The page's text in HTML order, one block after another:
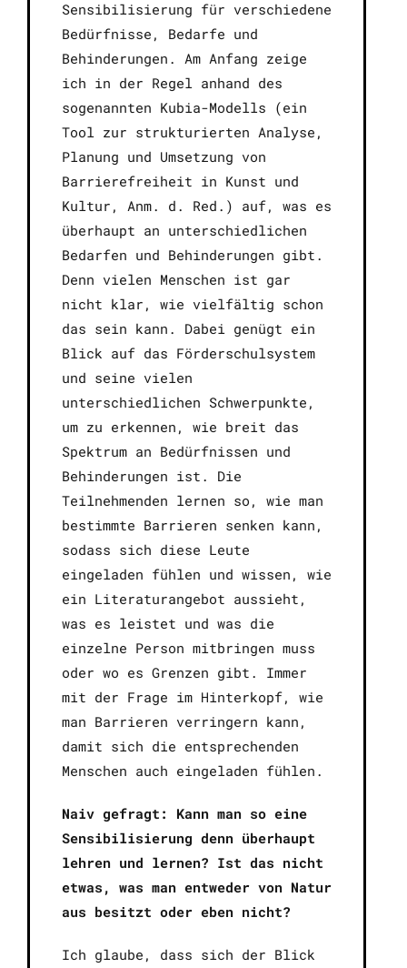
Sensibilisierung für verschiedene
Bedürfnisse, Bedarfe und
Behinderungen. Am Anfang zeige
ich in der Regel anhand des
sogenannten Kubia-Modells (ein
Tool zur strukturierten Analyse,
Planung und Umsetzung von
Barrierefreiheit in Kunst und
Kultur, Anm. d. Red.) auf, was es
überhaupt an unterschiedlichen
Bedarfen und Behinderungen gibt.
Denn vielen Menschen ist gar
nicht klar, wie vielfältig schon
das sein kann. Dabei genügt ein
Blick auf das Förderschulsystem
und seine vielen
unterschiedlichen Schwerpunkte,
um zu erkennen, wie breit das
Spektrum an Bedürfnissen und
Behinderungen ist. Die
Teilnehmenden lernen so, wie man
bestimmte Barrieren senken kann,
sodass sich diese Leute
eingeladen fühlen und wissen, wie
ein Literaturangebot aussieht,
was es leistet und was die
einzelne Person mitbringen muss
oder wo es Grenzen gibt. Immer
mit der Frage im Hinterkopf, wie
man Barrieren verringern kann,
damit sich die entsprechenden
Menschen auch eingeladen fühlen.
Naiv gefragt: Kann man so eine
Sensibilisierung denn überhaupt
lehren und lernen? Ist das nicht
etwas, was man entweder von Natur
aus besitzt oder eben nicht?
Ich glaube, dass sich der Blick